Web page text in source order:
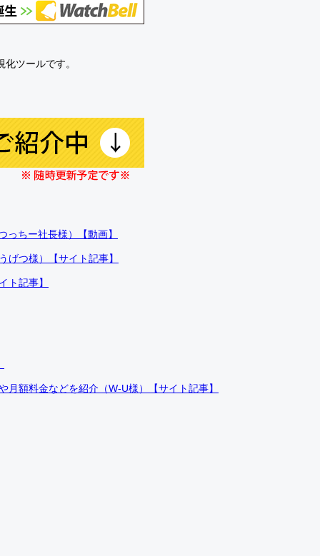
ツールです。
ちー社長様）【動画】
げつ様）【サイト記事】
ト記事】
額料金などを紹介（W-U様）【サイト記事】